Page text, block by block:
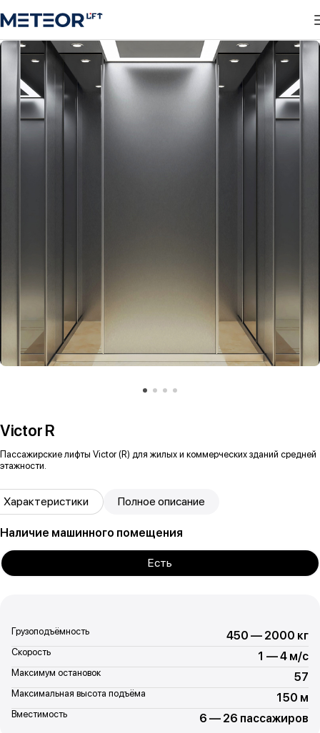
Victor R
Пассажирские лифты Victor (R) для жилых и коммерческих зданий средней
этажности.
Характеристики Полное описание
Наличие машинного помещения
Есть
Грузоподъёмность 450 — 2000 кг
Скорость 1 — 4 м/с
Максимум остановок 57
Максимальная высота подъёма 150 м
Вместимость 6 — 26 пассажиров